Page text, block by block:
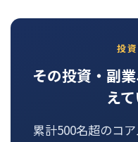
投
その投資・副
え
累計500名超のコ